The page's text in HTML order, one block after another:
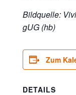
Bildquelle:
gUG (hb)
Zum
DETAILS